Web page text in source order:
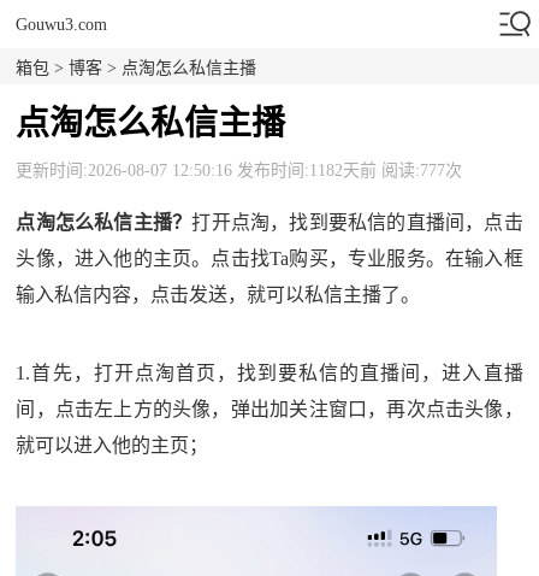
Gouwu3.com
箱包 >博客 > 点淘怎么私信主播
点淘怎么私信主播
更新时间:2026-08-07 12:50:16 发布时间:1182天前 阅读:777次
点淘怎么私信主播？打开点淘，找到要私信的直播间，点击
头像，进入他的主页。点击找Ta购买，专业服务。在输入框
输入私信内容，点击发送，就可以私信主播了。
1.首先，打开点淘首页，找到要私信的直播间，进入直播
间，点击左上方的头像，弹出加关注窗口，再次点击头像，
就可以进入他的主页；